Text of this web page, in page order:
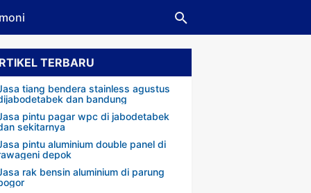
TERBARU
tiang bendera stainless agustus
dan bandung
pintu pagar wpc di jabodetabek
sekitarnya
pintu aluminium double panel di
depok
rak bensin aluminium di parung